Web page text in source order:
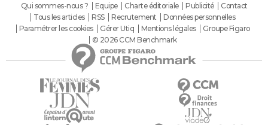
Qui sommes-nous ? Equipe Charte éditoriale Publicité
Contact
Tous les articles
RSS Recrutement
Données personnelles
Paramétrer les cookies
Gérer Utiq Mentions légales
Groupe Figaro
© 2026 CCM Benchmark